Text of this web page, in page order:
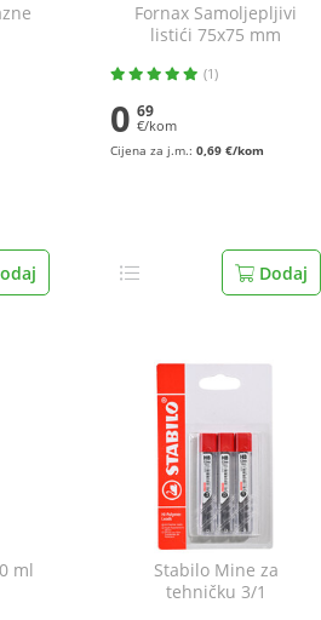
Fornax Samoljepljivi
listići 75x75 mm
(1)
0 69
€/kom
Cijena za j.m.: 0,69 €/kom
Dodaj
ml
Stabilo Mine za
tehničku 3/1